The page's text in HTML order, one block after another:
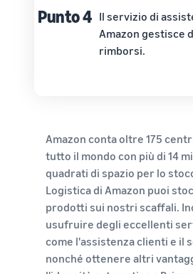
Punto 4 Il servizio di
Amazon gestisce
rimborsi.
Amazon conta oltre 175
tutto il mondo con più di 14
quadrati di spazio per lo
Logistica di Amazon puoi
prodotti sui nostri scaffali.
usufruire degli eccellenti
come l'assistenza clienti e il
nonché ottenere altri